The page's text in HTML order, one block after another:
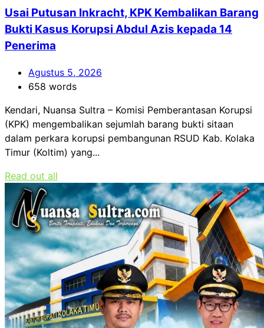
Usai Putusan Inkracht, KPK Kembalikan Barang
Bukti Kasus Korupsi Abdul Azis kepada 14
Penerima
Agustus 5, 2026
658 words
Kendari, Nuansa Sultra – Komisi Pemberantasan Korupsi
(KPK) mengembalikan sejumlah barang bukti sitaan
dalam perkara korupsi pembangunan RSUD Kab. Kolaka
Timur (Koltim) yang...
Read out all